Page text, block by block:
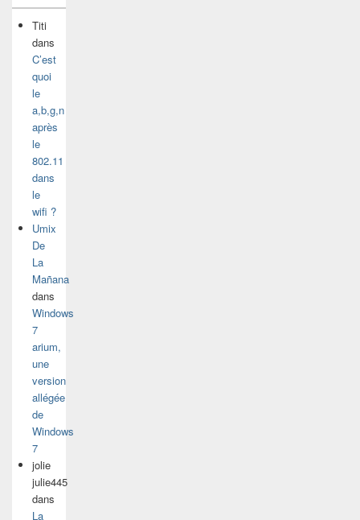
Titi
dans
C’est
quoi
le
a,b,g,n
après
le
802.11
dans
le
wifi ?
Umix
De
La
Mañana
dans
Windows
7
arium,
une
version
allégée
de
Windows
7
jolie
julie445
dans
La